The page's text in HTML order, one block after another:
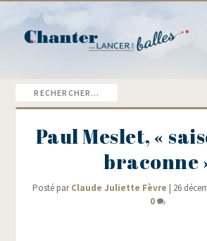
Paul Meslet, «
braconne
Posté parClaude Juliette Fèvre | 26
0